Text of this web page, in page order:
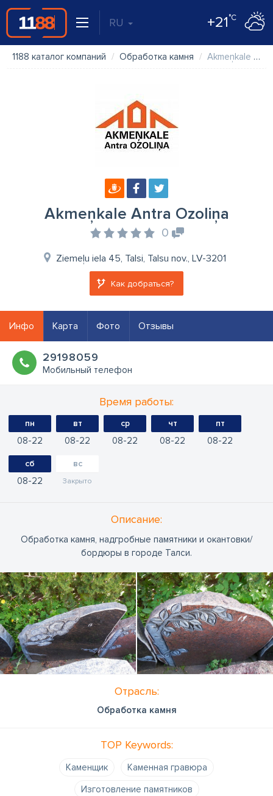
RU +21°C
1188 каталог компаний Обработка камня Akmeņkale Antra Ozoliņa
Akmeņkale Antra Ozoliņa
0
Ziemeļu iela 45, Talsi, Talsu nov., LV-3201
Как добраться?
Инфо Карта Фото Отзывы
29198059
Мобильный телефон
Время работы:
пн
08 22
вт
08 22
ср
08 22
чт
08 22
пт
08 22
сб
08 22
вс
Закрыто
Oписание:
Обработка камня, надгробные памятники и окантовки/
бордюры в городе Талси.
Отрасль:
Обработка камня
TOP Keywords:
Kаменщик
Каменная гравюра
Изготовление памятников